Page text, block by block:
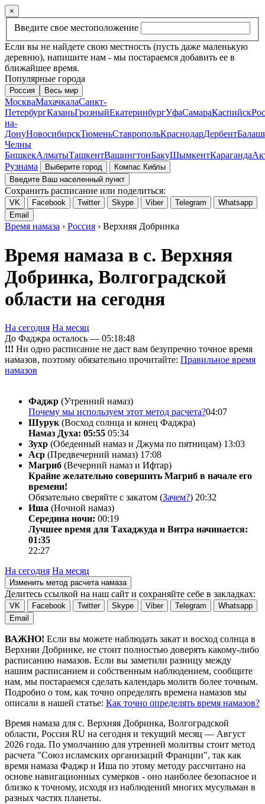
×
Введите свое местоположение
Если вы не найдете свою местность (пусть даже маленькую
деревню), напишите нам - мы постараемся добавить ее в
ближайшее время.
Популярные города
Россия Весь мир
МоскваМахачкалаСанкт-
ПетербургКазаньГрозныйЕкатеринбургУфаСамараКаспийск
на-
ДонуНовосибирскТюменьСтавропольКраснодарДербент
Челны
БишкекАлматыТашкентВашингтонБакуШымкентКараганда
Рузнама
Выберите город
Компас Киблы
Введите Ваш населенный пункт
Сохранить расписание или поделиться:
VK Facebook Twitter Skype Viber Telegram
Whatsapp
Email
Время намаза › Россия › Верхняя Добринка
Время намаза в с. Верхняя
Добринка, Волгоградской
области на сегодня
На сегодня На месяц
До Фаджра осталось — 05:18:48
!!! Ни одно расписание не даст вам безупречно точное время
намазов, поэтому обязательно прочитайте: Правильное время
намазов
Фаджр (Утренний намаз)
Почему мы используем этот метод расчета?04:07
Шурук (Восход солнца и конец Фаджра)
Намаз Духа: 05:55 05:34
Зухр (Обеденный намаз и Джума по пятницам) 13:03
Аср (Предвечерний намаз) 17:08
Магриб (Вечерний намаз и Ифтар)
Крайне желательно совершить Магриб в начале его
времени!
Обязательно сверяйте с закатом (Зачем?) 20:32
Иша (Ночной намаз)
Середина ночи: 00:19
Лучшее время для Тахаджуда и Витра начинается:
01:35
22:27
На сегодня На месяц
Изменить метод расчета намаза
Делитесь ссылкой на наш сайт и сохраняйте себе в закладках:
VK Facebook Twitter Skype Viber Telegram
Whatsapp
Email
ВАЖНО! Если вы можете наблюдать закат и восход солнца в
Верхняи Добринке, не стоит полностью доверять какому-либо
расписанию намазов. Если вы заметили разницу между
нашим расписанием и собственным наблюдением, сообщите
нам, мы постараемся сделать календарь молитв более точным.
Подробно о том, как точно определять времена намазов мы
описали в нашей статье: Как точно определять время намазов?
Время намаза для с. Верхняя Добринка, Волгоградской
области, Россия RU на сегодня и текущий месяц — Август
2026 года. По умолчанию для утренней молитвы стоит метод
расчета "Союз исламских организаций Франции", так как
время намаза Фаджр и Иша по этому методу рассчитано на
основе навигационных сумерков - оно наиболее безопасное и
близко к точному, исходя из наблюдений многих мусульман в
разных частях планеты.